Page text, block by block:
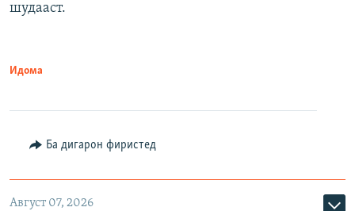
шудааст.
Идома
Ба дигарон фиристед
Август 07, 2026